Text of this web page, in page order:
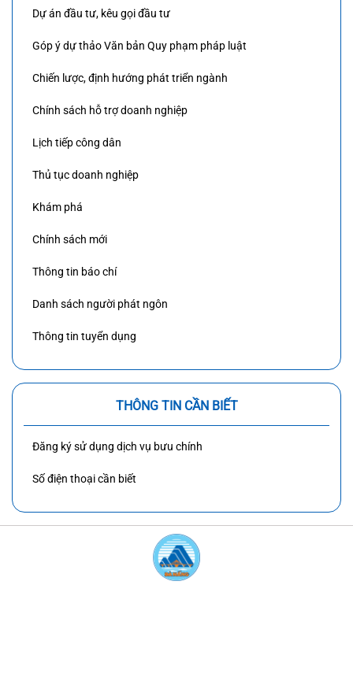
Dự án đầu tư, kêu gọi đầu tư
Góp ý dự thảo Văn bản Quy phạm pháp luật
Chiến lược, định hướng phát triển ngành
Chính sách hỗ trợ doanh nghiệp
Lịch tiếp công dân
Thủ tục doanh nghiệp
Khám phá
Chính sách mới
Thông tin báo chí
Danh sách người phát ngôn
Thông tin tuyển dụng
THÔNG TIN CẦN BIẾT
Đăng ký sử dụng dịch vụ bưu chính
Số điện thoại cần biết